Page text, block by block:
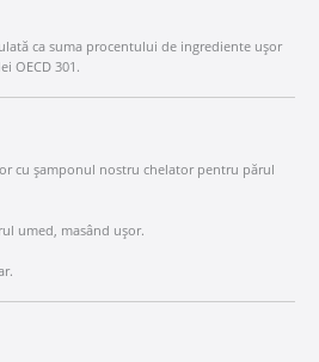
ca suma procentului de ingrediente ușor
OECD 301.
cu șamponul nostru chelator pentru părul
umed, masând ușor.